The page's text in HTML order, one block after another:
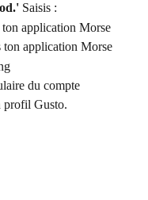
Saisis :
application Morse
application Morse
du compte
profil Gusto.